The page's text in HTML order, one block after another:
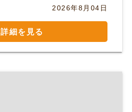
2026年8月04日
詳細を見る